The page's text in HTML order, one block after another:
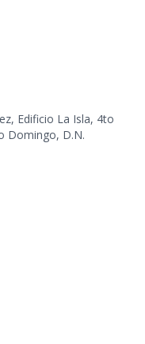
Edificio La Isla, 4to
Domingo, D.N.